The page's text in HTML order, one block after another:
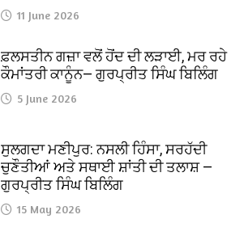
11 June 2026
ਫ਼ਲਸਤੀਨ ਗਜ਼ਾ ਵਲੋਂ ਹੋਂਦ ਦੀ ਲੜਾਈ, ਮਰ ਰਹੇ
ਕੌਮਾਂਤਰੀ ਕਾਨੂੰਨ— ਗੁਰਪ੍ਰੀਤ ਸਿੰਘ ਬਿਲਿੰਗ
5 June 2026
ਸੁਲਗਦਾ ਮਣੀਪੁਰ: ਨਸਲੀ ਹਿੰਸਾ, ਸਰਹੱਦੀ
ਚੁਣੌਤੀਆਂ ਅਤੇ ਸਥਾਈ ਸ਼ਾਂਤੀ ਦੀ ਤਲਾਸ਼ —
ਗੁਰਪ੍ਰੀਤ ਸਿੰਘ ਬਿਲਿੰਗ
15 May 2026